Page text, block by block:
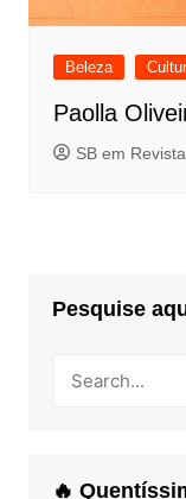
Beleza
Paolla
SB em Revista
Pesquise
🔥